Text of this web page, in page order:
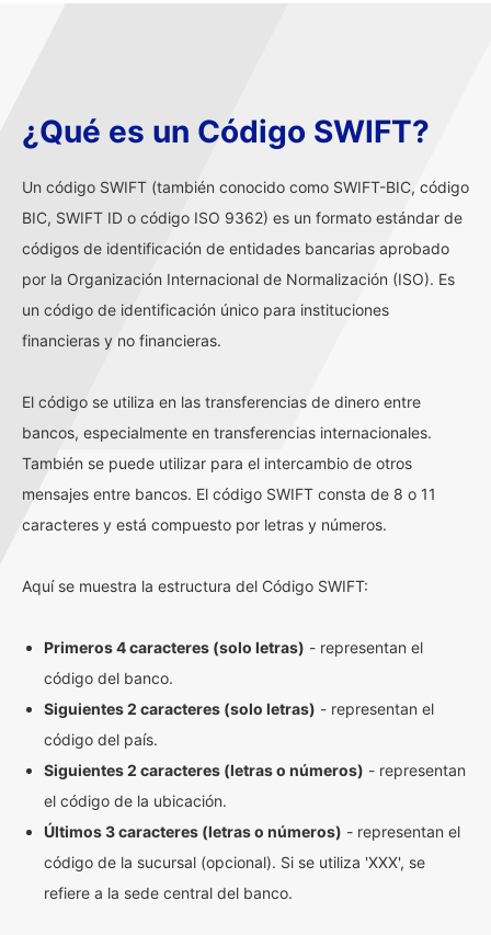
¿Qué es un Código SWIFT?
Un código SWIFT (también conocido como SWIFT-BIC, código
BIC, SWIFT ID o código ISO 9362) es un formato estándar de
códigos de identificación de entidades bancarias aprobado
por la Organización Internacional de Normalización (ISO). Es
un código de identificación único para instituciones
financieras y no financieras.
El código se utiliza en las transferencias de dinero entre
bancos, especialmente en transferencias internacionales.
También se puede utilizar para el intercambio de otros
mensajes entre bancos. El código SWIFT consta de 8 o 11
caracteres y está compuesto por letras y números.
Aquí se muestra la estructura del Código SWIFT:
Primeros 4 caracteres (solo letras) - representan el
código del banco.
Siguientes 2 caracteres (solo letras) - representan el
código del país.
Siguientes 2 caracteres (letras o números) - representan
el código de la ubicación.
Últimos 3 caracteres (letras o números) - representan el
código de la sucursal (opcional). Si se utiliza 'XXX', se
refiere a la sede central del banco.